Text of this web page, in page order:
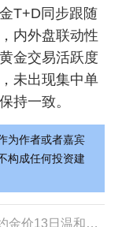
T+D同步跟随
内外盘联动性
金交易活跃度
未出现集中单
持一致。
为作者或者嘉宾
构成任何投资建
日温和承压走低